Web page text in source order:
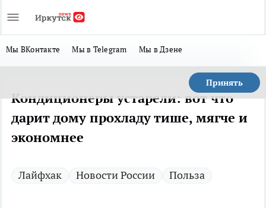
Мы ВКонтакте Мы в Telegram Мы в Дзене
Принять
Кондиционеры устарели: вот что
дарит дому прохладу тише, мягче и
экономнее
Лайфхак Новости России Польза